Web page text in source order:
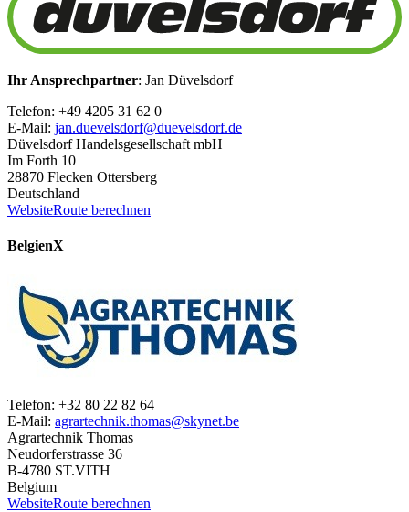
Ihr Ansprechpartner: Jan Düvelsdorf
Telefon: +49 4205 31 62 0
E-Mail: jan.duevelsdorf@duevelsdorf.de
Düvelsdorf Handelsgesellschaft mbH
Im Forth 10
28870 Flecken Ottersberg
Deutschland
WebsiteRoute berechnen
BelgienX
Telefon: +32 80 22 82 64
E-Mail: agrartechnik.thomas@skynet.be
Agrartechnik Thomas
Neudorferstrasse 36
B-4780 ST.VITH
Belgium
WebsiteRoute berechnen